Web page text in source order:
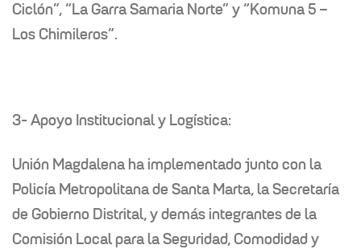
Ciclón”, “La Garra Samaria Norte” y “Komuna 5 –
Los Chimileros”.
3- Apoyo Institucional y Logística:
Unión Magdalena ha implementado junto con la
Policía Metropolitana de Santa Marta, la Secretaría
de Gobierno Distrital, y demás integrantes de la
Comisión Local para la Seguridad, Comodidad y